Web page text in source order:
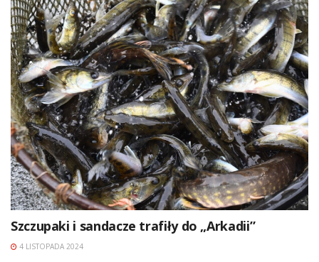
Szczupaki i sandacze trafiły do „Arkadii”
4 LISTOPADA 2024